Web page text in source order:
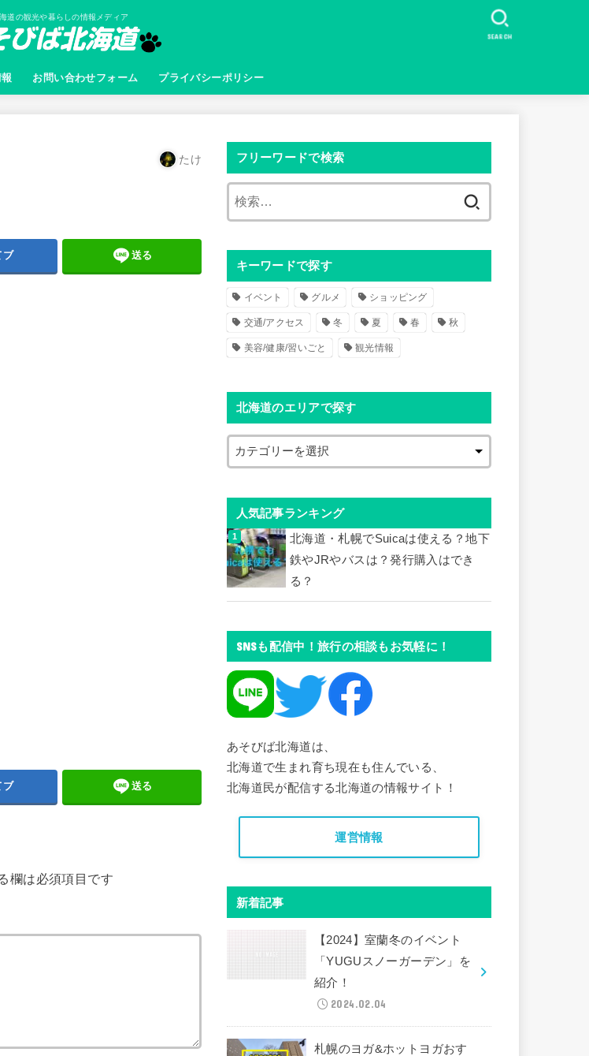
道の観光や暮らしの情報メディア
お問い合わせフォーム プライバシーポリシー
SEARCH
たけ
ブ 送る
ブ 送る
欄は必須項目です
フリーワードで検索
キーワードで探す
イベント グルメ ショッピング
交通/アクセス 冬 夏 春 秋
美容/健康/習いごと 観光情報
北海道のエリアで探す
人気記事ランキング
北海道・札幌でSuicaは使える？地下
鉄やJRやバスは？発行購入はでき
る？
SNSも配信中！旅行の相談もお気軽に！
あそびば北海道は、
北海道で生まれ育ち現在も住んでいる、
北海道民が配信する北海道の情報サイト！
運営情報
新着記事
【2024】室蘭冬のイベント
「YUGUスノーガーデン」を
紹介！
2024.02.04
札幌のヨガ&ホットヨガおす